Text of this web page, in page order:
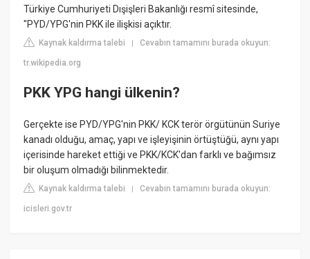
Türkiye Cumhuriyeti Dışişleri Bakanlığı resmî sitesinde,
"PYD/YPG'nin PKK ile ilişkisi açıktır.
Kaynak kaldırma talebi |Cevabın tamamını burada okuyun:
tr.wikipedia.org
PKK YPG hangi ülkenin?
Gerçekte ise PYD/YPG'nin PKK/ KCK terör örgütünün Suriye
kanadı olduğu, amaç, yapı ve işleyişinin örtüştüğü, aynı yapı
içerisinde hareket ettiği ve PKK/KCK'dan farklı ve bağımsız
bir oluşum olmadığı bilinmektedir.
Kaynak kaldırma talebi |Cevabın tamamını burada okuyun:
icisleri.gov.tr